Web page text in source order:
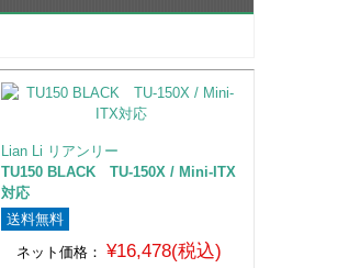
Lian Li リアンリー
TU150 BLACK TU-150X / Mini-ITX
対応
送料無料
ネット価格： ¥16,478(税込)